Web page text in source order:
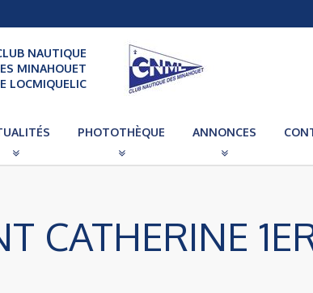
NAUTIQUE
MINAHOUET
LOCMIQUELIC
PHOTOTHÈQUE ANNONCES
CATHERINE